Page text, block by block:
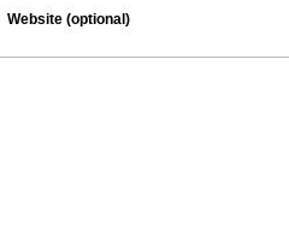
Website (optional)